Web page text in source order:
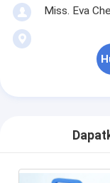
Miss. Eva